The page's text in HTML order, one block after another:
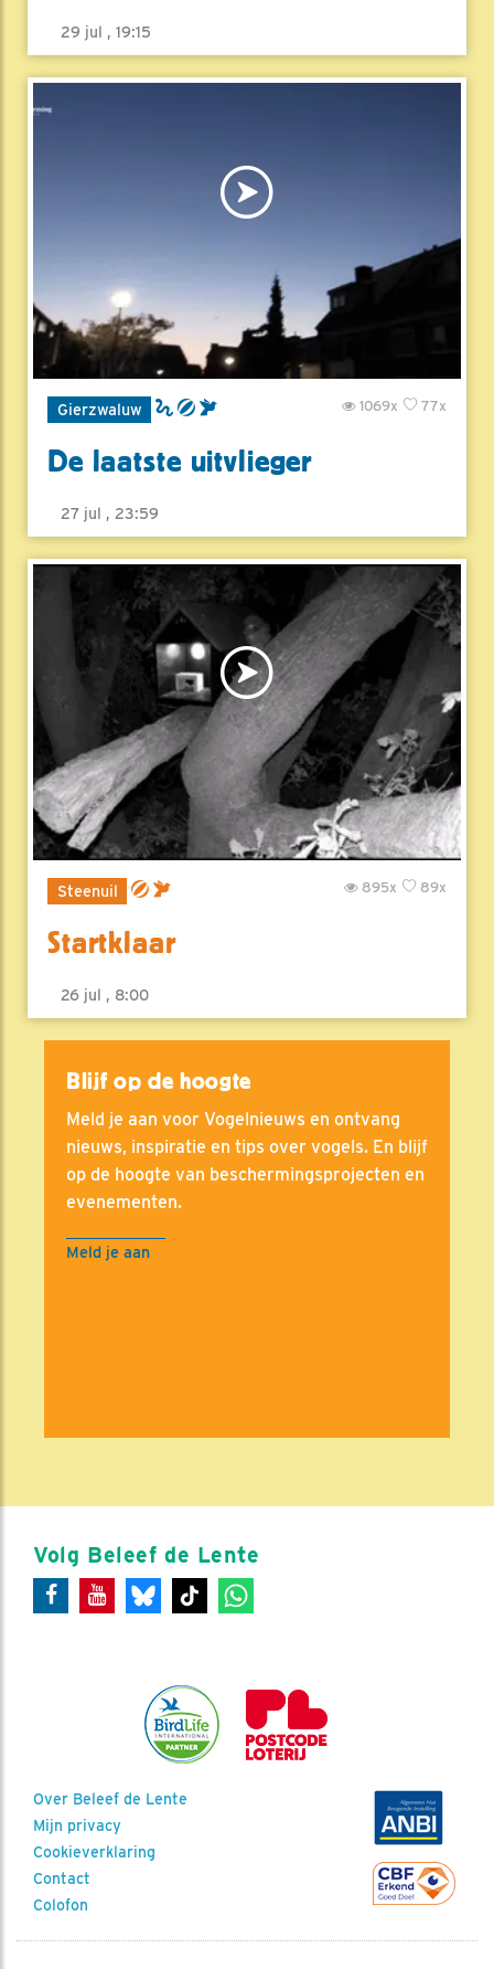
29 jul , 19:15
Gierzwaluw 77x
1069x
De laatste uitvlieger
27 jul , 23:59
Steenuil 89x
895x
Startklaar
26 jul , 8:00
Blijf op de hoogte
Meld je aan voor Vogelnieuws en ontvang
nieuws, inspiratie en tips over vogels. En blijf
op de hoogte van beschermingsprojecten en
evenementen.
Meld je aan
Volg Beleef de Lente
Over Beleef de Lente
Mijn privacy
Cookieverklaring
Contact
Colofon